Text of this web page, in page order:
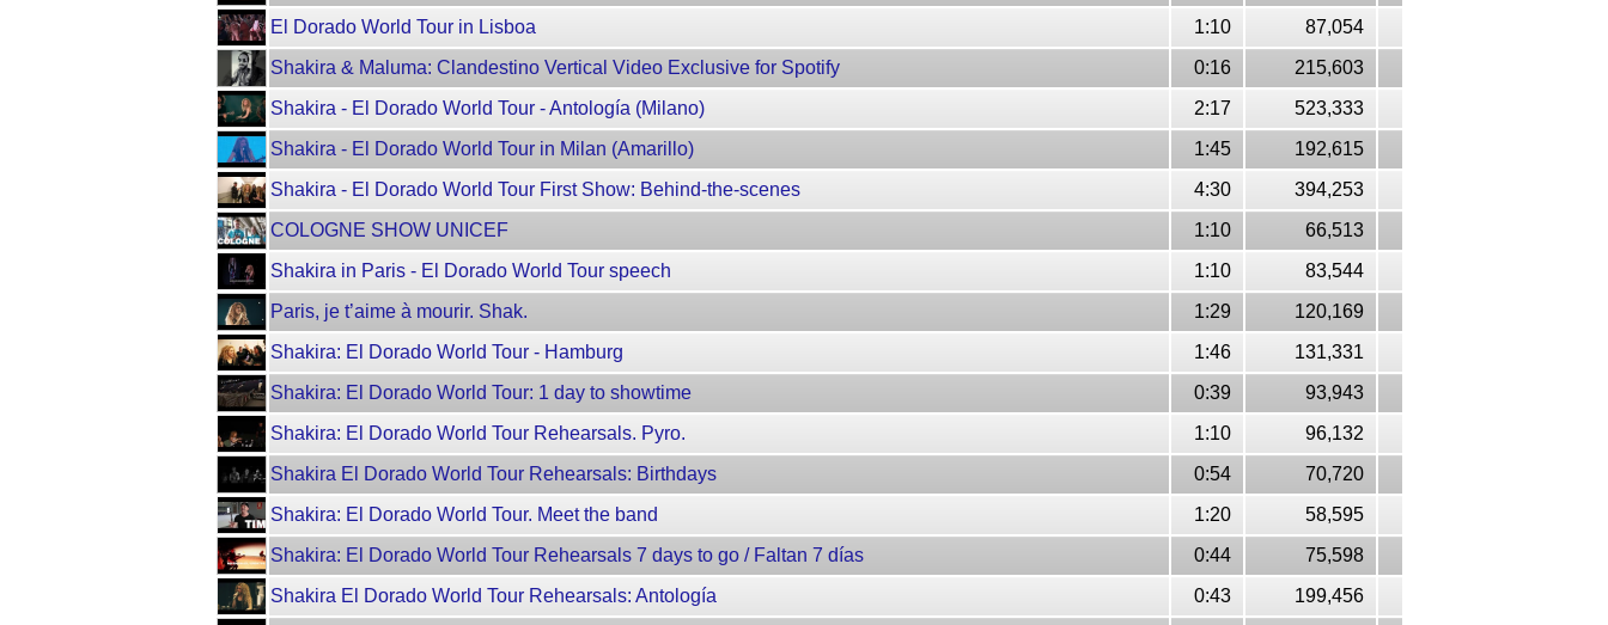
El Dorado World Tour in Lisboa
1:10
87,054
Shakira & Maluma: Clandestino Vertical Video Exclusive for Spotify
0:16
215,603
Shakira - El Dorado World Tour - Antología (Milano)
2:17
523,333
Shakira - El Dorado World Tour in Milan (Amarillo)
1:45
192,615
Shakira - El Dorado World Tour First Show: Behind-the-scenes
4:30
394,253
COLOGNE SHOW UNICEF
1:10
66,513
Shakira in Paris - El Dorado World Tour speech
1:10
83,544
Paris, je t’aime à mourir. Shak.
1:29
120,169
Shakira: El Dorado World Tour - Hamburg
1:46
131,331
Shakira: El Dorado World Tour: 1 day to showtime
0:39
93,943
Shakira: El Dorado World Tour Rehearsals. Pyro.
1:10
96,132
Shakira El Dorado World Tour Rehearsals: Birthdays
0:54
70,720
Shakira: El Dorado World Tour. Meet the band
1:20
58,595
Shakira: El Dorado World Tour Rehearsals 7 days to go / Faltan 7 días
0:44
75,598
Shakira El Dorado World Tour Rehearsals: Antología
0:43
199,456